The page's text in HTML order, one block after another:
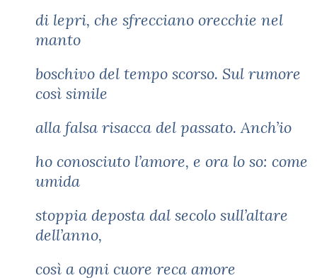
di lepri, che sfrecciano orecchie nel
manto
boschivo del tempo scorso. Sul rumore
così simile
alla falsa risacca del passato. Anch’io
ho conosciuto l’amore, e ora lo so: come
umida
stoppia deposta dal secolo sull’altare
dell’anno,
così a ogni cuore reca amore